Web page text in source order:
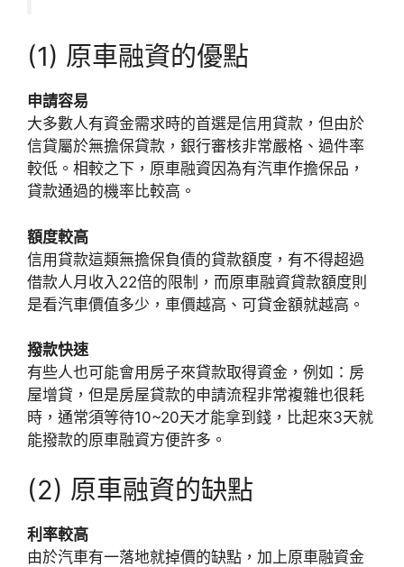
(1) 原車融資的優點
申請容易
大多數人有資金需求時的首選是信用貸款，但由於
信貸屬於無擔保貸款，銀行審核非常嚴格、過件率
較低。相較之下，原車融資因為有汽車作擔保品，
貸款通過的機率比較高。
額度較高
信用貸款這類無擔保負債的貸款額度，有不得超過
借款人月收入22倍的限制，而原車融資貸款額度則
是看汽車價值多少，車價越高、可貸金額就越高。
撥款快速
有些人也可能會用房子來貸款取得資金，例如：房
屋增貸，但是房屋貸款的申請流程非常複雜也很耗
時，通常須等待10~20天才能拿到錢，比起來3天就
能撥款的原車融資方便許多。
(2) 原車融資的缺點
利率較高
由於汽車有一落地就掉價的缺點，加上原車融資金